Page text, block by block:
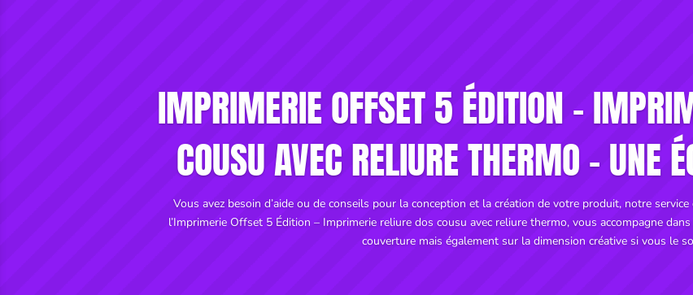
IMPRIMERIE OFFSET 5 ÉDITION -
COUSU AVEC RELIURE THERMO - UNE
Vous avez besoin d’aide ou de conseils pour la conception et la création de votre produit, notre
l’Imprimerie Offset 5 Édition – Imprimerie reliure dos cousu avec reliure thermo, vous accompagne
couverture mais également sur la dimension créative si vous le